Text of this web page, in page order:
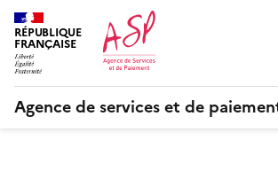
RÉPUBLIQUE
FRANÇAISE
Agence de services et de